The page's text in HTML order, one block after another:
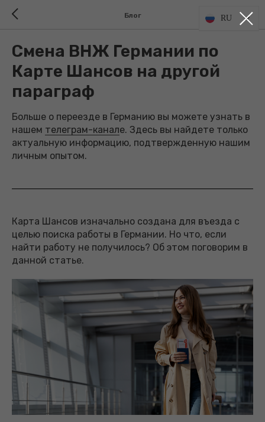
Блог
Смена ВНЖ Германии по
Карте Шансов на другой
параграф
Больше о переезде в Германию вы можете узнать в
нашем телеграм-канале. Здесь вы найдете только
актуальную информацию, подтвержденную нашим
личным опытом.
Карта Шансов изначально создана для въезда с
целью поиска работы в Германии. Но что, если
найти работу не получилось? Об этом поговорим в
данной статье.
RU